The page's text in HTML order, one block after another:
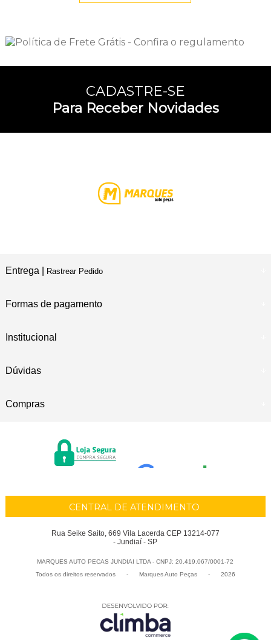
CADASTRE-SE
Para Receber Novidades
Entrega | Rastrear Pedido
Formas de pagamento
Institucional
Dúvidas
Compras
CENTRAL DE ATENDIMENTO
Rua Seike Saito, 669 Vila Lacerda CEP 13214-077
- Jundiaí - SP
MARQUES AUTO PECAS JUNDIAI LTDA - CNPJ: 20.419.067/0001-72
Todos os direitos reservados
- Marques Auto Peças - 2026